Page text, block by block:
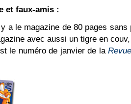
et faux-amis :
a le magazine de 80 pages sans
avec aussi un tigre en
le numéro de janvier de la